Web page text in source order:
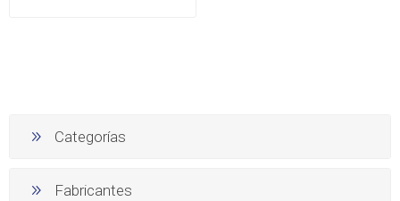
Categorías
Fabricantes